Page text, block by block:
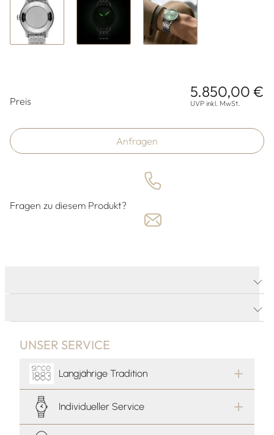
Preis
5.850,00 €
UVP inkl. MwSt.
Anfragen
Fragen zu diesem Produkt?
UNSER SERVICE
Langjährige Tradition
Individueller Service